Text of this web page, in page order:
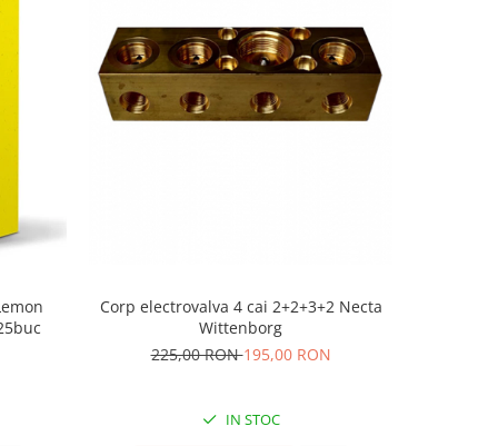
Corp electrovalva 4 cai 2+2+3+2 Necta
Wittenborg
225,00 RON195,00 RON
IN STOC